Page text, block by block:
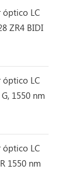
óptico LC
ZR4 BIDI
óptico LC
1550 nm
óptico LC
1550 nm